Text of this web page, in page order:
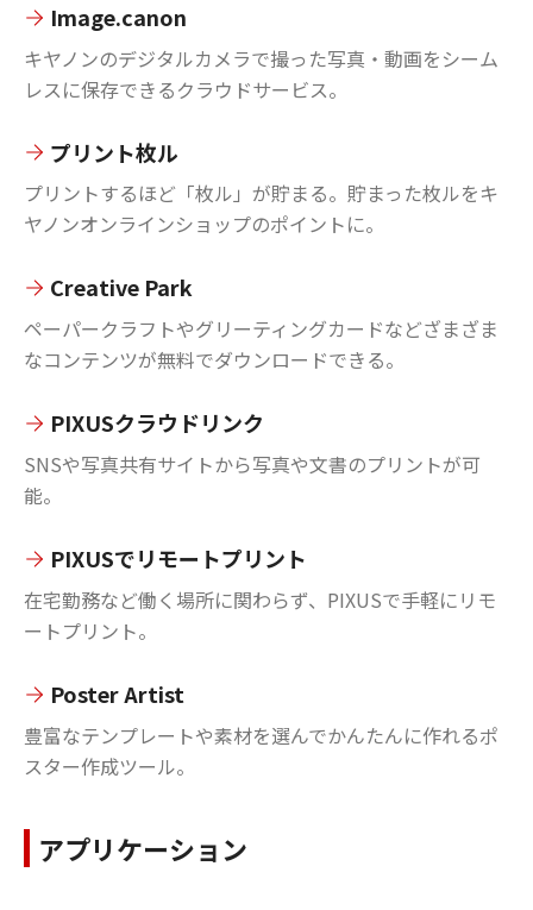
Image.canon
キヤノンのデジタルカメラで撮った写真・動画をシーム
レスに保存できるクラウドサービス。
プリント枚ル
プリントするほど「枚ル」が貯まる。貯まった枚ルをキ
ヤノンオンラインショップのポイントに。
Creative Park
ペーパークラフトやグリーティングカードなどざまざま
なコンテンツが無料でダウンロードできる。
PIXUSクラウドリンク
SNSや写真共有サイトから写真や文書のプリントが可
能。
PIXUSでリモートプリント
在宅勤務など働く場所に関わらず、PIXUSで手軽にリモ
ートプリント。
Poster Artist
豊富なテンプレートや素材を選んでかんたんに作れるポ
スター作成ツール。
アプリケーション